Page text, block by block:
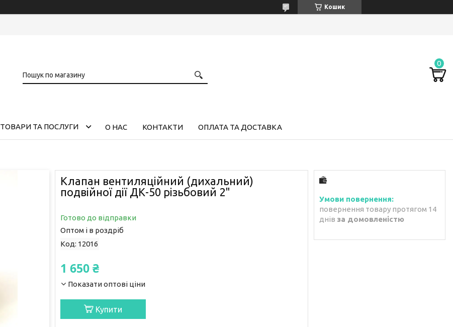
Кошик
ТОВАРИ ТА ПОСЛУГИ О НАС КОНТАКТИ ОПЛАТА ТА ДОСТАВКА
Клапан вентиляційний (дихальний)
подвійної дії ДК-50 різьбовий 2"
Готово до відправки
Оптом і в роздріб
Код: 12016
1 650 ₴
Показати оптові ціни
Купити
повернення товару протягом 14
днів за домовленістю